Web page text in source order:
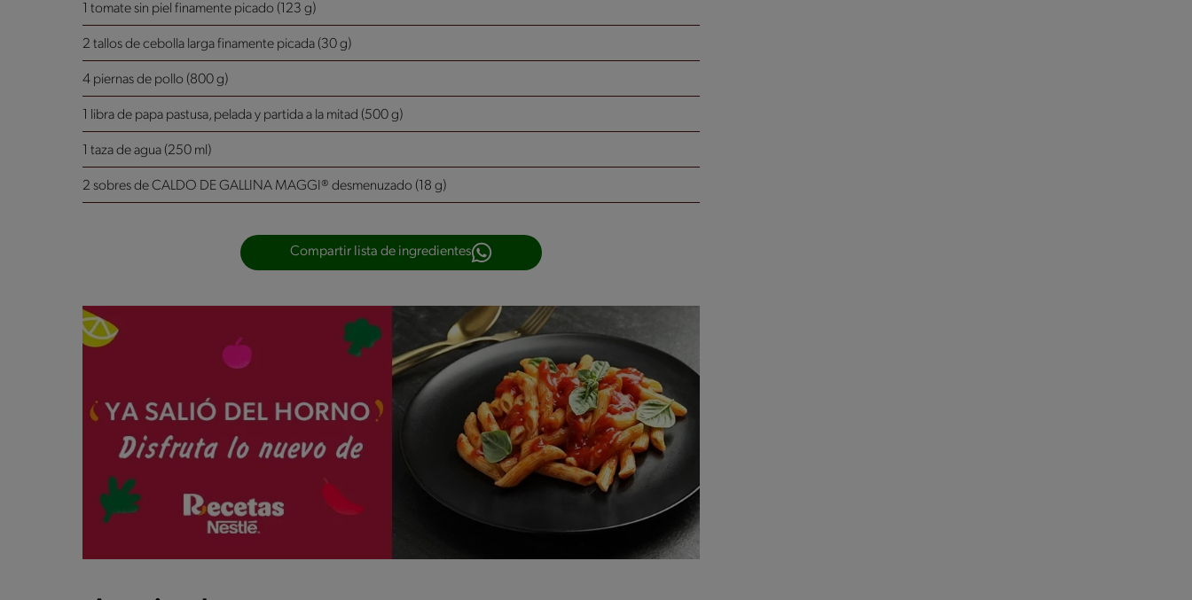
1 tomate sin piel finamente picado (123 g)
2 tallos de cebolla larga finamente picada (30 g)
4 piernas de pollo (800 g)
1 libra de papa pastusa, pelada y partida a la mitad (500 g)
1 taza de agua (250 ml)
2 sobres de CALDO DE GALLINA MAGGI® desmenuzado (18 g)
Compartir lista de ingredientes